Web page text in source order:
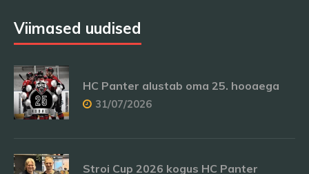
Viimased uudised
HC Panter alustab oma 25. hooaega
31/07/2026
Stroi Cup 2026 kogus HC Panter